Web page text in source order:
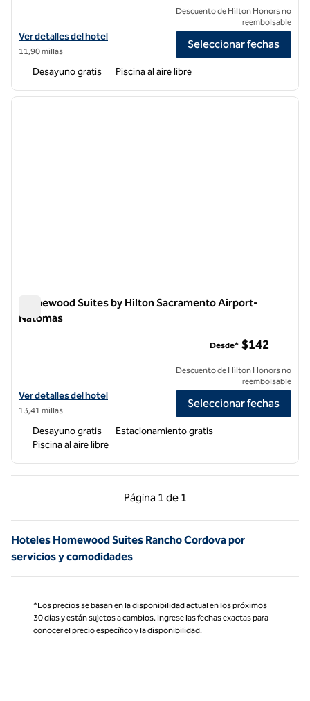
Ver detalles del hotel Homewood Suites by Hilton Sacramento-
Ver detalles del hotel
11,90 millas
Descuento de Hilton Honors no
reembolsable
Seleccionar fechas
Desayuno gratis Piscina al aire libre
1 de 12
Homewood Suites by Hilton Sacramento Airport-
Natomas
Ver detalles del hotel Homewood Suites by Hilton Sacramento
Ver detalles del hotel
13,41 millas
Desde* $142
Descuento de Hilton Honors no
reembolsable
Seleccionar fechas
Desayuno gratis
Estacionamiento gratis
Piscina al aire libre
Página 1 de 1
Página anterior, 1 de 1
Página 1 de 1
Hoteles Homewood Suites Rancho Cordova por
servicios y comodidades
*Los precios se basan en la disponibilidad actual en los próximos
30 días y están sujetos a cambios. Ingrese las fechas exactas para
conocer el precio específico y la disponibilidad.